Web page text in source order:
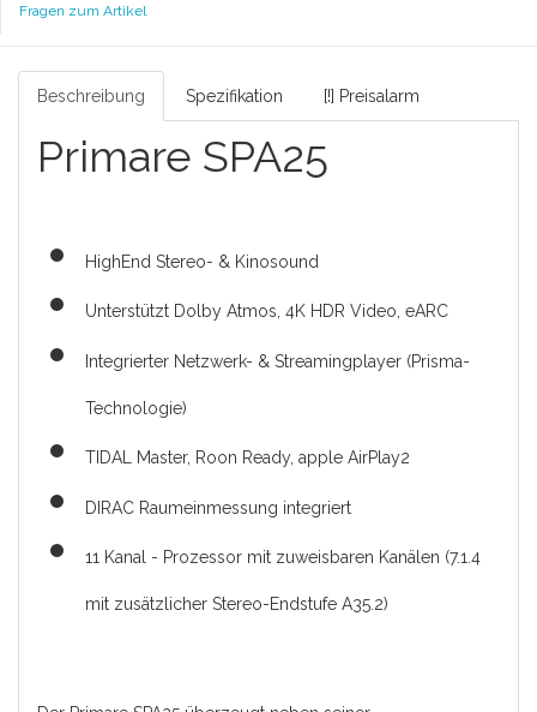
Fragen zum Artikel
Beschreibung Spezifikation [!] Preisalarm
Primare SPA25
HighEnd Stereo- & Kinosound
Unterstützt Dolby Atmos, 4K HDR Video, eARC
Integrierter Netzwerk- & Streamingplayer (Prisma-
Technologie)
TIDAL Master, Roon Ready, apple AirPlay2
DIRAC Raumeinmessung integriert
11 Kanal - Prozessor mit zuweisbaren Kanälen (7.1.4
mit zusätzlicher Stereo-Endstufe A35.2)